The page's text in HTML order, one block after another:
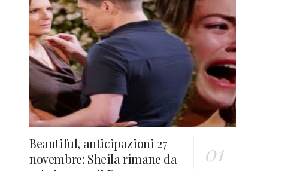
Beautiful, anticipazioni 27
novembre: Sheila rimane da